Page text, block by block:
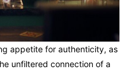
appetite for authenticity, as
unfiltered connection of a